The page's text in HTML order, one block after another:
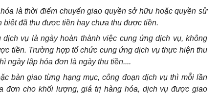
là thời điểm chuyển giao quyền sở hữu hoặc quyền sử
đã thu được tiền hay chưa thu được tiền.
vụ là ngày hoàn thành việc cung ứng dịch vụ, không
tiền. Trường hợp tổ chức cung ứng dịch vụ thực hiện thu
ngày lập hóa đơn là ngày thu tiền....
bàn giao từng hạng mục, công đoạn dịch vụ thì mỗi lần
đơn cho khối lượng, giá trị hàng hóa, dịch vụ được giao